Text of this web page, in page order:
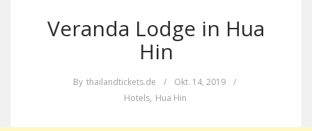
Veranda Lodge in Hua
Hin
By thailandtickets.de / Okt. 14, 2019
/
Hotels, Hua Hin